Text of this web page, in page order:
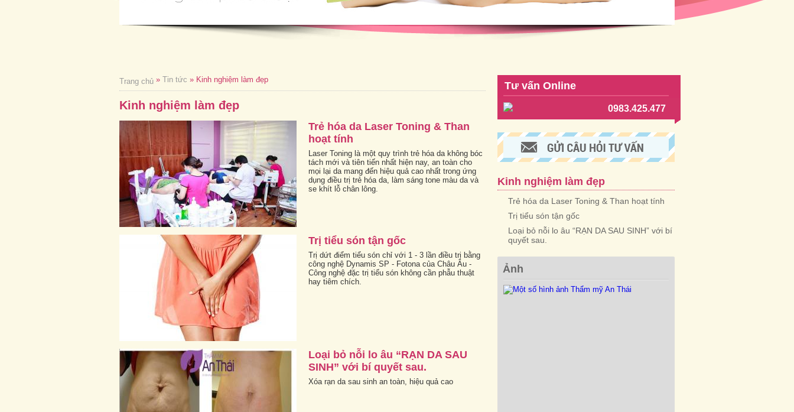
Trang chủ » Tin tức » Kinh nghiệm làm đẹp
Kinh nghiệm làm đẹp
Trẻ hóa da Laser Toning & Than
hoạt tính
Laser Toning là một quy trình trẻ hóa da không bóc
tách mới và tiên tiến nhất hiện nay, an toàn cho
mọi lại da mang đến hiệu quả cao nhất trong ứng
dụng điều trị trẻ hóa da, làm sáng tone màu da và
se khít lỗ chân lông.
Trị tiểu són tận gốc
Trị dứt điểm tiểu són chỉ với 1 - 3 lần điều trị bằng
công nghệ Dynamis SP - Fotona của Châu Âu -
Công nghệ đặc trị tiểu són không cần phẫu thuật
hay tiêm chích.
Loại bỏ nỗi lo âu “RẠN DA SAU
SINH” với bí quyết sau.
Xóa rạn da sau sinh an toàn, hiệu quả cao
Tư vấn Online
0983.425.477
Kinh nghiệm làm đẹp
Trẻ hóa da Laser Toning & Than hoạt tính
Trị tiểu són tận gốc
Loại bỏ nỗi lo âu “RẠN DA SAU SINH” với bí
quyết sau.
Ảnh